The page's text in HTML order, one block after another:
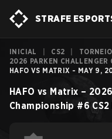
STRAFE
INICIAL CS2
2026 PARKEN CHALLENGER
HAFO VS MATRIX - MAY 9,
HAFO vs Matrix –
Championship #6 CS2